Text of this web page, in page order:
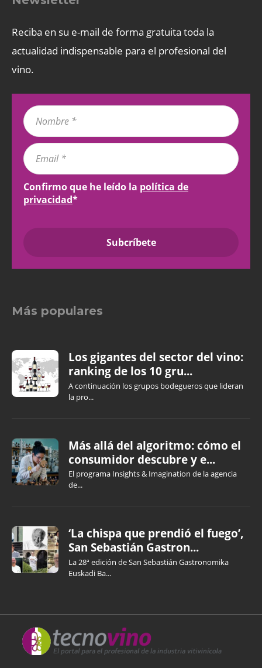
Reciba en su e-mail de forma gratuita toda la
actualidad indispensable para el profesional del
vino.
Confirmo que he leído la política de
privacidad*
Más populares
Los gigantes del sector del vino:
ranking de los 10 gru...
A continuación los grupos bodegueros que lideran
la pro...
Más allá del algoritmo: cómo el
consumidor descubre y e...
El programa Insights & Imagination de la agencia
de...
‘La chispa que prendió el fuego’,
San Sebastián Gastron...
La 28ª edición de San Sebastián Gastronomika
Euskadi Ba...